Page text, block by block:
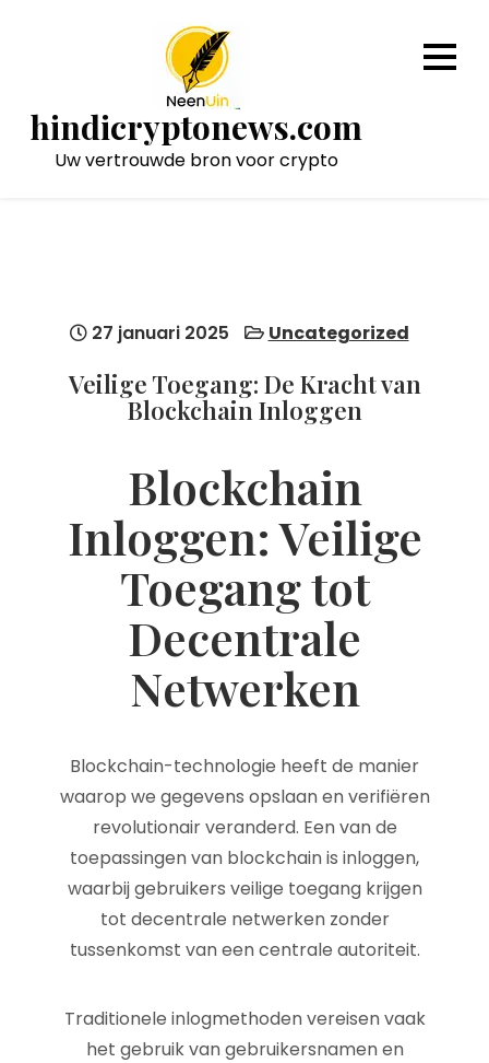
hindicryptonews.com
Uw vertrouwde bron voor crypto
27 januari 2025 Uncategorized
Veilige Toegang: De Kracht van
Blockchain Inloggen
Blockchain
Inloggen: Veilige
Toegang tot
Decentrale
Netwerken
Blockchain-technologie heeft de manier
waarop we gegevens opslaan en verifiëren
revolutionair veranderd. Een van de
toepassingen van blockchain is inloggen,
waarbij gebruikers veilige toegang krijgen
tot decentrale netwerken zonder
tussenkomst van een centrale autoriteit.
Traditionele inlogmethoden vereisen vaak
het gebruik van gebruikersnamen en